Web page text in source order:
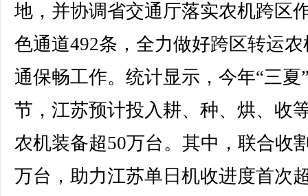
地，并协调省交通厅落实农机跨区
色通道492条，全力做好跨区转运农
通保畅工作。统计显示，今年“三夏
节，江苏预计投入耕、种、烘、收
农机装备超50万台。其中，联合收
万台，助力江苏单日机收进度首次